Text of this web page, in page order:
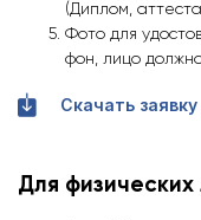
(Диплом,
Фото для
фон, лицо
Скачать
Для физических